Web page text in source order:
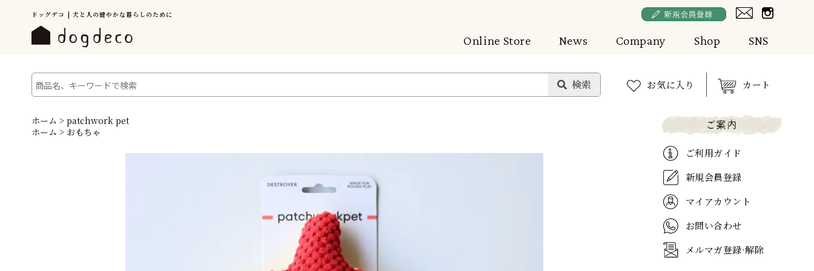
ドッグデコ | 犬と人の健やかな暮らしのために
Online Store News Company Shop SNS
お気に入り カート
ホーム > patchwork pet
ホーム > おもちゃ
ご利用ガイド
新規会員登録
マイアカウント
お問い合わせ
メルマガ登録·解除